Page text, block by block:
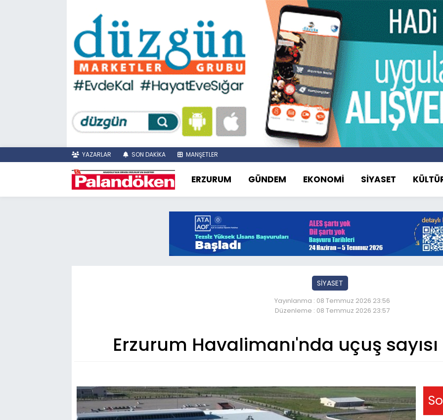
YAZARLAR SON DAKİKA MANŞETLER
ERZURUM GÜNDEM EKONOMİ SİYASET
SİYASET
Yayınlanma : 08 Temmuz 2026 23:56
Düzenleme : 08 Temmuz 2026 23:57
Erzurum Havalimanı'nda uçuş